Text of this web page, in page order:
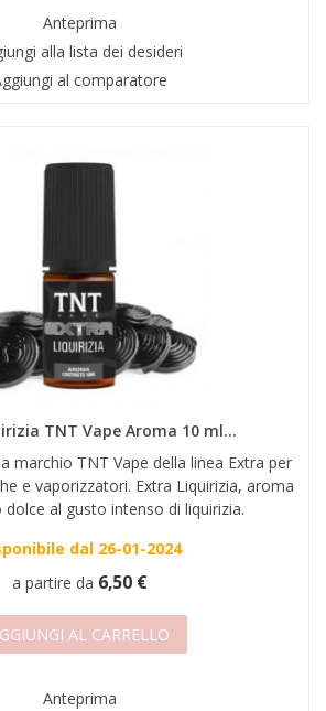
Anteprima
alla lista dei desideri
al comparatore
TNT Vape Aroma 10 ml...
marchio TNT Vape della linea Extra per
e vaporizzatori. Extra Liquirizia, aroma
al gusto intenso di liquirizia.
dal 26-01-2024
a partire da 6,50 €
AL CARRELLO
Anteprima